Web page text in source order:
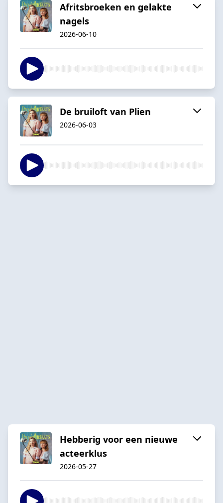
Afritsbroeken en gelakte
nagels
2026-06-10
De bruiloft van Plien
2026-06-03
Hebberig voor een nieuwe
acteerklus
2026-05-27